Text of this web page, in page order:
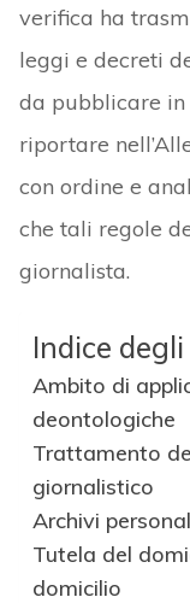
verifica ha
leggi e decreti
da pubblicare in
riportare
con ordine e
che tali regole
giornalista.
Indice
Ambito di
deontologiche
Trattamento
giornalistico
Archivi
Tutela del
domicilio